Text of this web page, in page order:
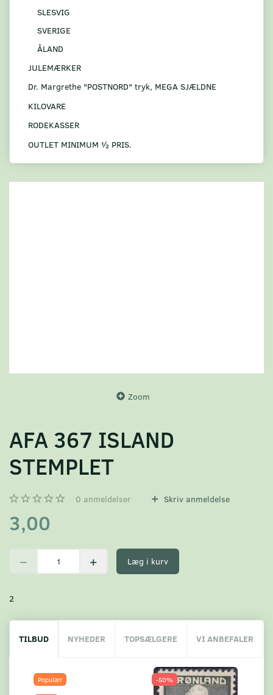
SLESVIG
SVERIGE
ÅLAND
JULEMÆRKER
Dr. Margrethe "POSTNORD" tryk, MEGA SJÆLDNE
KILOVARE
RODEKASSER
OUTLET MINIMUM ½ PRIS.
Zoom
AFA 367 ISLAND
STEMPLET
0 anmeldelser Skriv anmeldelse
3,00
Læg i kurv
2
TILBUD NYHEDER TOPSÆLGERE VI ANBEFALER
Populær -50%